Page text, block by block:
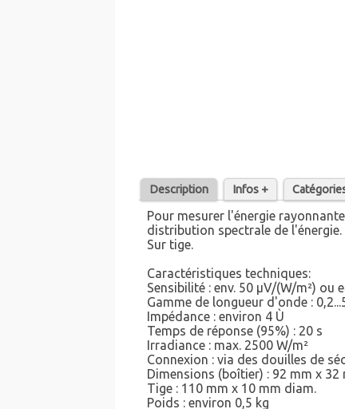
Description Infos +
Pour mesurer l'énergie
distribution spectrale de
Sur tige.
Caractéristiques techniques:
Sensibilité : env. 50 µV/(W/m²) ou
Gamme de longueur d'onde :
Impédance : environ 4 Ù
Temps de réponse (95%) : 20 s
Irradiance : max. 2500 W/m²
Connexion : via des douilles de
Dimensions (boîtier) : 92 mm x 32
Tige : 110 mm x 10 mm diam.
Poids : environ 0,5 kg